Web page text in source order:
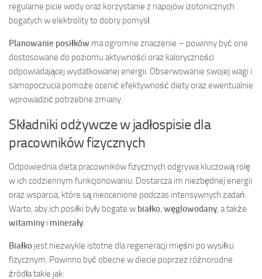
regularne picie wody oraz korzystanie z napojów izotonicznych
bogatych w elektrolity to dobry pomysł.
Planowanie posiłków ma ogromne znaczenie – powinny być one
dostosowane do poziomu aktywności oraz kaloryczności
odpowiadającej wydatkowanej energii. Obserwowanie swojej wagi i
samopoczucia pomoże ocenić efektywność diety oraz ewentualnie
wprowadzić potrzebne zmiany.
Składniki odżywcze w jadłospisie dla
pracowników fizycznych
Odpowiednia dieta pracowników fizycznych odgrywa kluczową rolę
w ich codziennym funkcjonowaniu. Dostarcza im niezbędnej energii
oraz wsparcia, które są nieocenione podczas intensywnych zadań.
Warto, aby ich posiłki były bogate w białko, węglowodany, a także
witaminy i minerały.
Białko jest niezwykle istotne dla regeneracji mięśni po wysiłku
fizycznym. Powinno być obecne w diecie poprzez różnorodne
źródła takie jak: